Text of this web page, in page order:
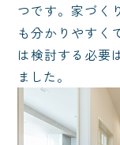
つです。家づく
も分かりやすく
は検討する必要
ました。